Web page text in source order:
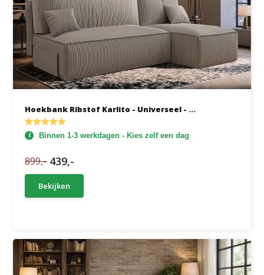
Hoekbank Ribstof Karlito - Universeel - ...
Binnen 1-3 werkdagen - Kies zelf een dag
899,- 439,-
Bekijken